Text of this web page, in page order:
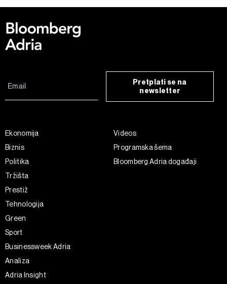
Pretplati se na
newsletter
Ekonomija
Biznis
Politika
Tržišta
Prestiž
Tehnologija
Green
Sport
Businessweek Adria
Analiza
Adria Insight
Videos
Programska šema
Bloomberg Adria događaji